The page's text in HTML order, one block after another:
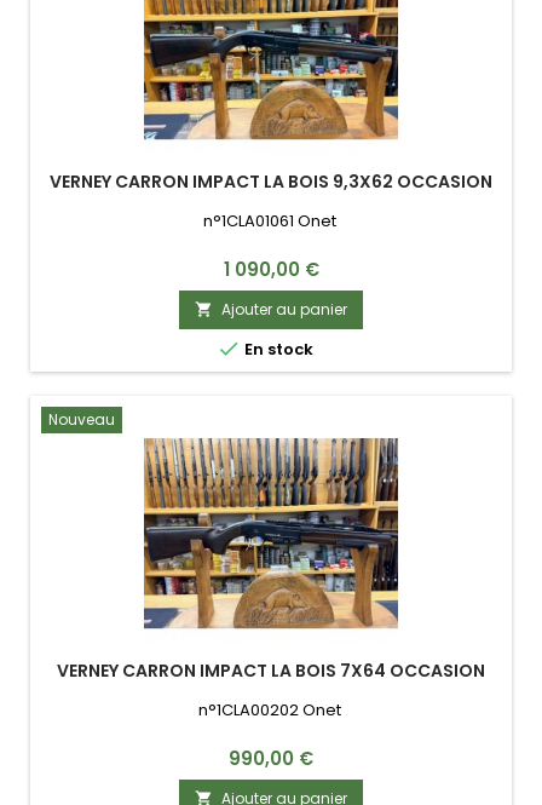
VERNEY CARRON IMPACT LA BOIS 9,3X62 OCCASION
n°1CLA01061 Onet
Prix
1 090,00 €
 Ajouter au panier
 En stock
Nouveau
VERNEY CARRON IMPACT LA BOIS 7X64 OCCASION
n°1CLA00202 Onet
Prix
990,00 €
 Ajouter au panier